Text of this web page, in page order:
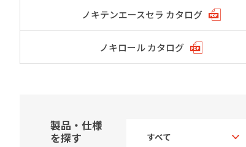
ノキテンエースセラ カタログ
ノキロール カタログ
製品・仕様
を探す